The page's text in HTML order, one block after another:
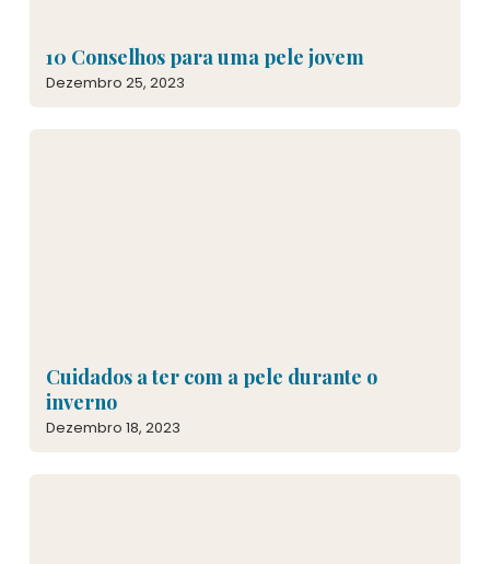
10 Conselhos para uma pele jovem
Dezembro 25, 2023
Cuidados a ter com a pele durante o
inverno
Dezembro 18, 2023